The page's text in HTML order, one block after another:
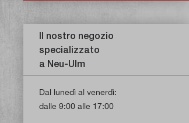
Il nostro negozio
specializzato
a Neu-Ulm
Dal lunedì al venerdì:
dalle 9:00 alle 17:00